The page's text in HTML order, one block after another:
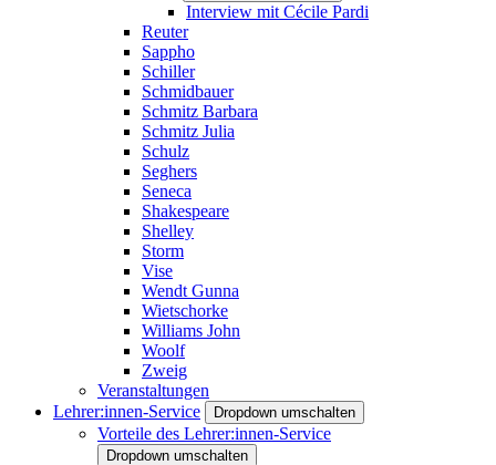
Interview mit Cécile Pardi
Reuter
Sappho
Schiller
Schmidbauer
Schmitz Barbara
Schmitz Julia
Schulz
Seghers
Seneca
Shakespeare
Shelley
Storm
Vise
Wendt Gunna
Wietschorke
Williams John
Woolf
Zweig
Veranstaltungen
Lehrer:innen-Service
Dropdown umschalten
Vorteile des Lehrer:innen-Service
Dropdown umschalten